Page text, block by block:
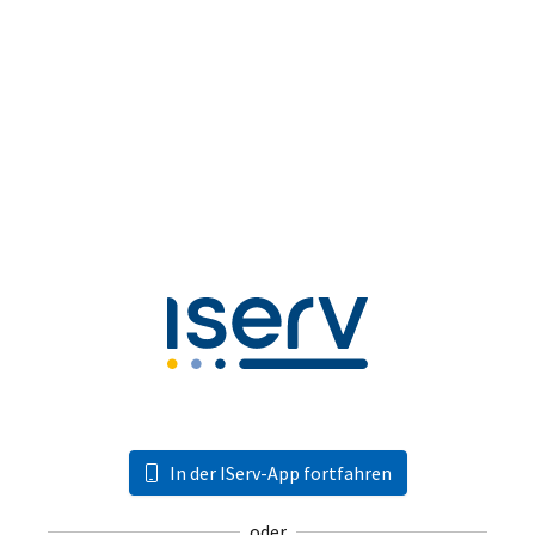
In der IServ-App fortfahren